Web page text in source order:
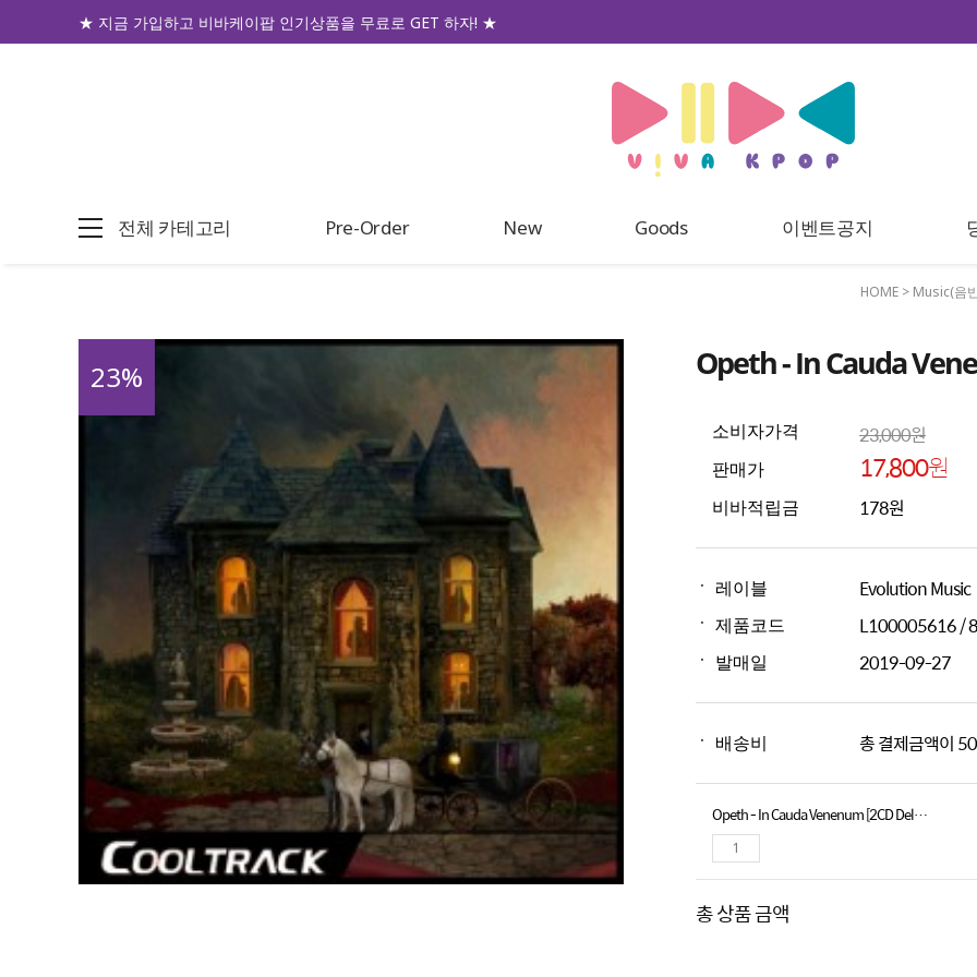
★ 지금 가입하고 비바케이팝 인기상품을 무료로 GET 하자! ★
전체 카테고리 Pre-Order New Goods 이벤트공지
HOME > Music(음
23% Opeth - In Cauda
소비자가격 23,000원
판매가 17,800원
비바적립금 178원
레이블 Evolution Music
제품코드 L100005616 /
발매일 2019-09-27
배송비 총 결제금액이
Opeth - In Cauda Venenum [2CD Deluxe Edition]
총 상품 금액